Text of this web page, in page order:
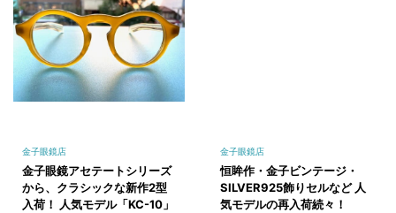
金子眼鏡店
金子眼鏡アセテートシリーズ
から、クラシックな新作2型
入荷！ 人気モデル「KC-10」
金子眼鏡店
恒眸作・金子ビンテージ・
SILVER925飾りセルなど 人
気モデルの再入荷続々！